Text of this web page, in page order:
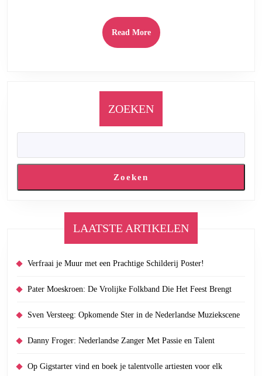
Read MoreRead
More
ZOEKEN
Zoeken
LAATSTE ARTIKELEN
Verfraai je Muur met een Prachtige Schilderij Poster!
Pater Moeskroen: De Vrolijke Folkband Die Het Feest Brengt
Sven Versteeg: Opkomende Ster in de Nederlandse Muziekscene
Danny Froger: Nederlandse Zanger Met Passie en Talent
Op Gigstarter vind en boek je talentvolle artiesten voor elk